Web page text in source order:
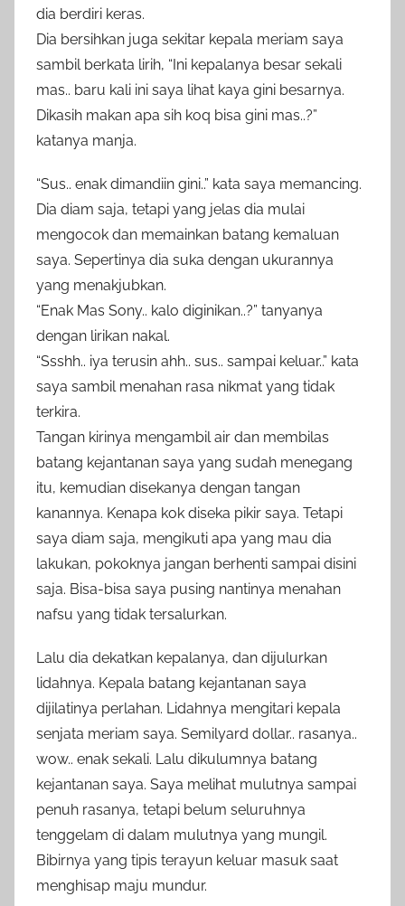
dia berdiri keras.
Dia bersihkan juga sekitar kepala meriam saya
sambil berkata lirih, “Ini kepalanya besar sekali
mas.. baru kali ini saya lihat kaya gini besarnya.
Dikasih makan apa sih koq bisa gini mas..?”
katanya manja.
“Sus.. enak dimandiin gini..” kata saya memancing.
Dia diam saja, tetapi yang jelas dia mulai
mengocok dan memainkan batang kemaluan
saya. Sepertinya dia suka dengan ukurannya
yang menakjubkan.
“Enak Mas Sony.. kalo diginikan..?” tanyanya
dengan lirikan nakal.
“Ssshh.. iya terusin ahh.. sus.. sampai keluar..” kata
saya sambil menahan rasa nikmat yang tidak
terkira.
Tangan kirinya mengambil air dan membilas
batang kejantanan saya yang sudah menegang
itu, kemudian disekanya dengan tangan
kanannya. Kenapa kok diseka pikir saya. Tetapi
saya diam saja, mengikuti apa yang mau dia
lakukan, pokoknya jangan berhenti sampai disini
saja. Bisa-bisa saya pusing nantinya menahan
nafsu yang tidak tersalurkan.
Lalu dia dekatkan kepalanya, dan dijulurkan
lidahnya. Kepala batang kejantanan saya
dijilatinya perlahan. Lidahnya mengitari kepala
senjata meriam saya. Semilyard dollar.. rasanya..
wow.. enak sekali. Lalu dikulumnya batang
kejantanan saya. Saya melihat mulutnya sampai
penuh rasanya, tetapi belum seluruhnya
tenggelam di dalam mulutnya yang mungil.
Bibirnya yang tipis terayun keluar masuk saat
menghisap maju mundur.